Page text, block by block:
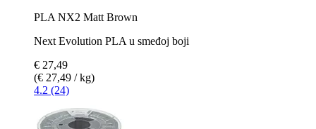
PLA NX2 Matt Brown
Next Evolution PLA u smeđoj boji
€ 27,49
(€ 27,49 / kg)
4.2 (24)